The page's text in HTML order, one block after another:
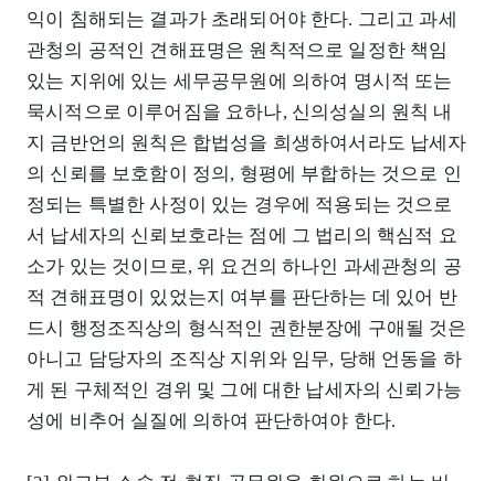
익이 침해되는 결과가 초래되어야 한다. 그리고 과세
관청의 공적인 견해표명은 원칙적으로 일정한 책임
있는 지위에 있는 세무공무원에 의하여 명시적 또는
묵시적으로 이루어짐을 요하나, 신의성실의 원칙 내
지 금반언의 원칙은 합법성을 희생하여서라도 납세자
의 신뢰를 보호함이 정의, 형평에 부합하는 것으로 인
정되는 특별한 사정이 있는 경우에 적용되는 것으로
서 납세자의 신뢰보호라는 점에 그 법리의 핵심적 요
소가 있는 것이므로, 위 요건의 하나인 과세관청의 공
적 견해표명이 있었는지 여부를 판단하는 데 있어 반
드시 행정조직상의 형식적인 권한분장에 구애될 것은
아니고 담당자의 조직상 지위와 임무, 당해 언동을 하
게 된 구체적인 경위 및 그에 대한 납세자의 신뢰가능
성에 비추어 실질에 의하여 판단하여야 한다.